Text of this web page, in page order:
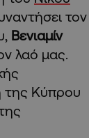
τον
Βενιαμίν
λαό μας.
της Κύπρου